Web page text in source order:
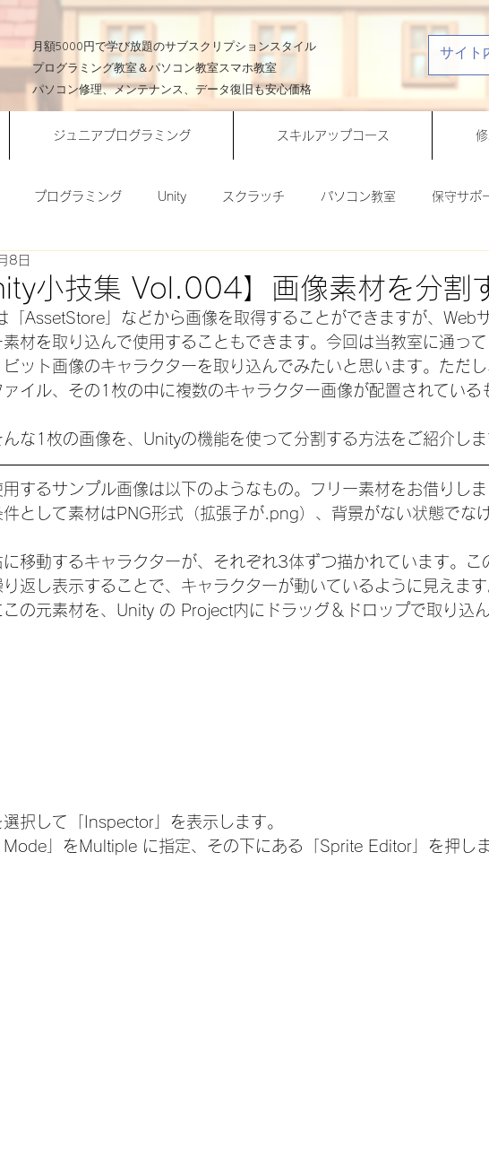
​月額5000円で学び放題のサブスクリプションスタイル
プログラミング教室＆パソコン教室スマホ教室
パソコン修理、メンテナンス、データ復旧も安心価格
ジュニアプログラミング スキルアップコース
プログラミング Unity スクラッチ パソコン教室 保守サポ
サイト構築
NEWS Office活用術 一分間Unity講座 一分間スクラッチ講座
小技集 Vol.004】画像素材を分割
8日
「AssetStore」などから画像を取得することができますが、Web
素材を取り込んで使用することもできます。今回は当教室に通っ
ビット画像のキャラクターを取り込んでみたいと思います。ただ
ァイル、その1枚の中に複数のキャラクター画像が配置されている
んな1枚の画像を、Unityの機能を使って分割する方法をご紹介し
するサンプル画像は以下のようなもの。フリー素材をお借りし
として素材はPNG形式（拡張子が.png）、背景がない状態でな
に移動するキャラクターが、それぞれ3体ずつ描かれています。
り返し表示することで、キャラクターが動いているように見えま
の元素材を、Unity の Project内にドラッグ＆ドロップで取り込
択して「Inspector」を表示します。
Mode」をMultiple に指定、その下にある「Sprite Editor」を押し